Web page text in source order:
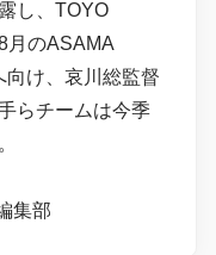
し、TOYO
月のASAMA
け、哀川総監督
らチームは今季
集部